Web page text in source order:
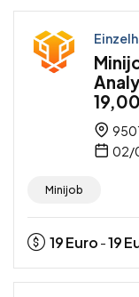
02/
Minijob
19Euro -19